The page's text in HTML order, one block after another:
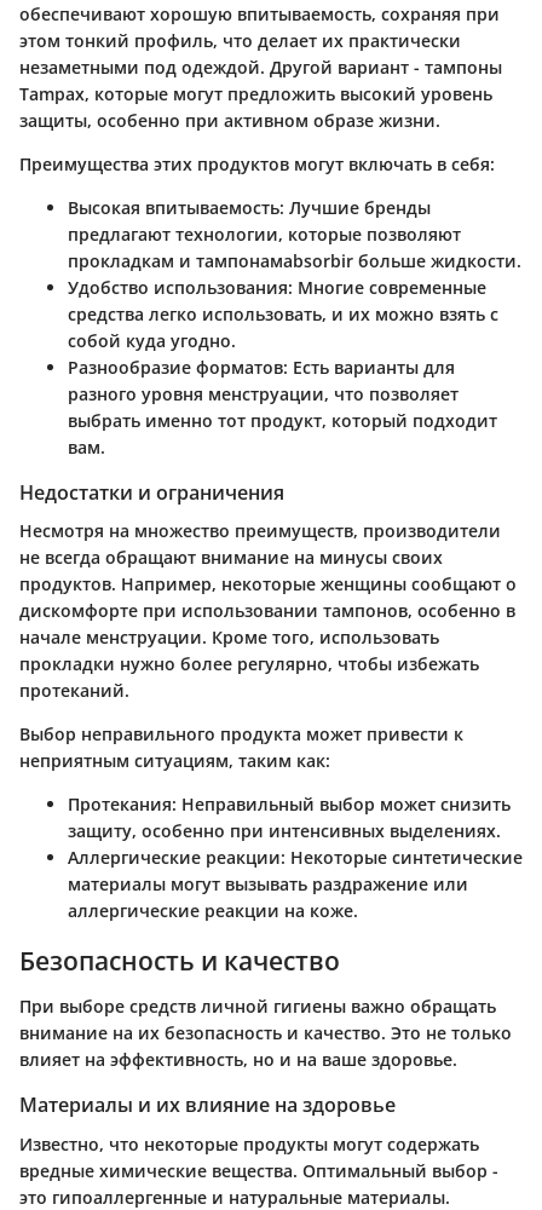
обеспечивают хорошую впитываемость, сохраняя при
этом тонкий профиль, что делает их практически
незаметными под одеждой. Другой вариант - тампоны
Tampax, которые могут предложить высокий уровень
защиты, особенно при активном образе жизни.
Преимущества этих продуктов могут включать в себя:
Высокая впитываемость: Лучшие бренды
предлагают технологии, которые позволяют
прокладкам и тампонамabsorbir больше жидкости.
Удобство использования: Многие современные
средства легко использовать, и их можно взять с
собой куда угодно.
Разнообразие форматов: Есть варианты для
разного уровня менструации, что позволяет
выбрать именно тот продукт, который подходит
вам.
Недостатки и ограничения
Несмотря на множество преимуществ, производители
не всегда обращают внимание на минусы своих
продуктов. Например, некоторые женщины сообщают о
дискомфорте при использовании тампонов, особенно в
начале менструации. Кроме того, использовать
прокладки нужно более регулярно, чтобы избежать
протеканий.
Выбор неправильного продукта может привести к
неприятным ситуациям, таким как:
Протекания: Неправильный выбор может снизить
защиту, особенно при интенсивных выделениях.
Аллергические реакции: Некоторые синтетические
материалы могут вызывать раздражение или
аллергические реакции на коже.
Безопасность и качество
При выборе средств личной гигиены важно обращать
внимание на их безопасность и качество. Это не только
влияет на эффективность, но и на ваше здоровье.
Материалы и их влияние на здоровье
Известно, что некоторые продукты могут содержать
вредные химические вещества. Оптимальный выбор -
это гипоаллергенные и натуральные материалы.